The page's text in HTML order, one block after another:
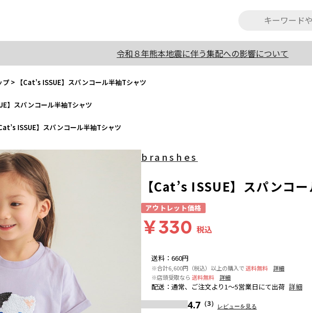
令和８年熊本地震に伴う集配への影響について
プ > 【Cat’s ISSUE】スパンコール半袖Tシャツ
】スパンコール半袖Tシャツ
Cat’s ISSUE】スパンコール半袖Tシャツ
送料 ： 660円
※合計6,600円（税込）以上の購入で送料無料
詳細
※店頭受取なら 送料無料 詳細
配送 ： 通常、ご注文より1～5営業日にて出荷 詳細
4.7 （3） レビューを見る
branshes
【Cat’s ISSUE】スパンコ
アウトレット価格
￥330 税込